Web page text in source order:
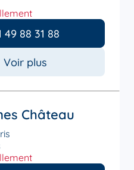
49 88 31 88
Voir plus
Château